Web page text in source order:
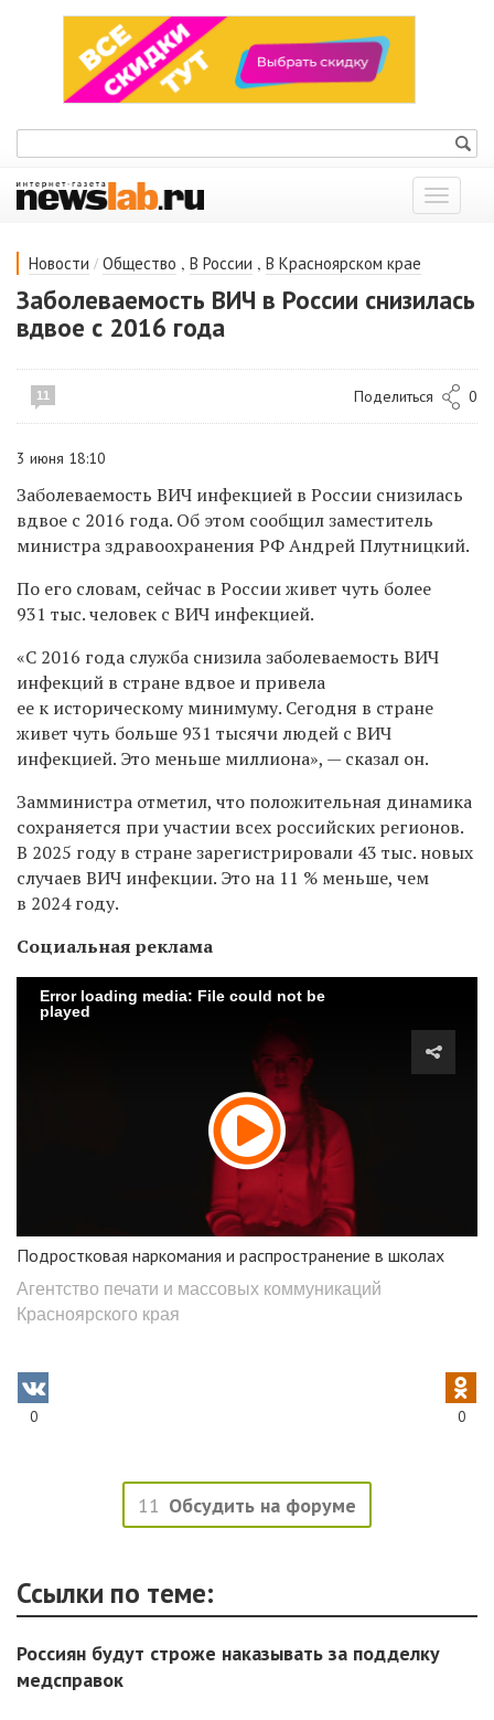
Показать
меню
Новости / Общество , В России , В Красноярском крае
Заболеваемость ВИЧ в России снизилась
вдвое с 2016 года
11 Поделиться 0
3 июня 18:10
Заболеваемость ВИЧ инфекцией в России снизилась
вдвое с 2016 года. Об этом сообщил заместитель
министра здравоохранения РФ Андрей Плутницкий.
По его словам, сейчас в России живет чуть более
931 тыс. человек с ВИЧ инфекцией.
«С 2016 года служба снизила заболеваемость ВИЧ
инфекций в стране вдвое и привела
ее к историческому минимуму. Сегодня в стране
живет чуть больше 931 тысячи людей с ВИЧ
инфекцией. Это меньше миллиона», — сказал он.
Замминистра отметил, что положительная динамика
сохраняется при участии всех российских регионов.
В 2025 году в стране зарегистрировали 43 тыс. новых
случаев ВИЧ инфекции. Это на 11 % меньше, чем
в 2024 году.
Социальная реклама
Error loading media: File could not be
played
Подростковая наркомания и распространение в школах
Агентство печати и массовых коммуникаций
Красноярского края
0 0
11 Обсудить на форуме
Ссылки по теме:
Россиян будут строже наказывать за подделку
медсправок